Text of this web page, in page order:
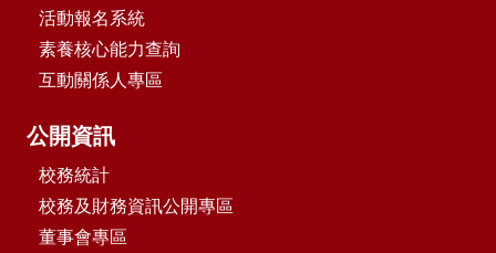
活動報名系統
素養核心能力查詢
互動關係人專區
公開資訊
校務統計
校務及財務資訊公開專區
董事會專區